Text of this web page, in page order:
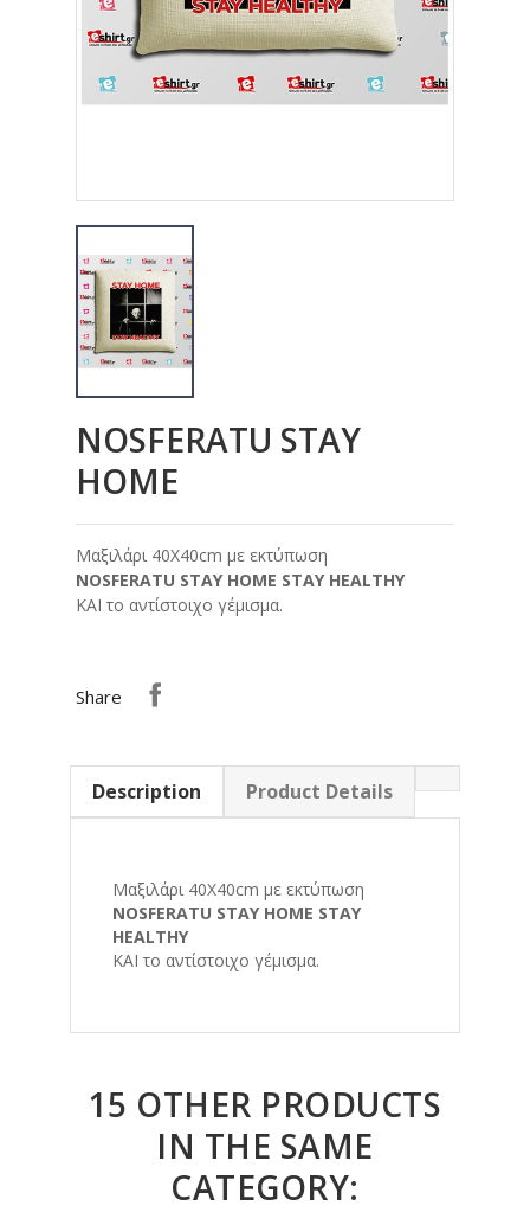
NOSFERATU STAY
HOME
Μαξιλάρι 40Χ40cm με εκτύπωση
NOSFERATU STAY HOME STAY HEALTHY
ΚΑΙ το αντίστοιχο γέμισμα.
Share
Description Product Details
Μαξιλάρι 40Χ40cm με εκτύπωση
NOSFERATU STAY HOME STAY
HEALTHY
ΚΑΙ το αντίστοιχο γέμισμα.
15 OTHER PRODUCTS
IN THE SAME
CATEGORY: